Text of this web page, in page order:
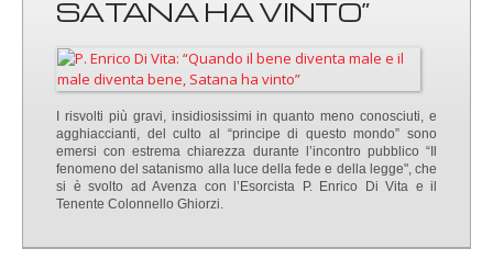
SATANA HA VINTO”
I risvolti più gravi, insidiosissimi in quanto meno conosciuti, e
agghiaccianti, del culto al “principe di questo mondo” sono
emersi con estrema chiarezza durante l’incontro pubblico “Il
fenomeno del satanismo alla luce della fede e della legge", che
si è svolto ad Avenza con l’Esorcista P. Enrico Di Vita e il
Tenente Colonnello Ghiorzi.